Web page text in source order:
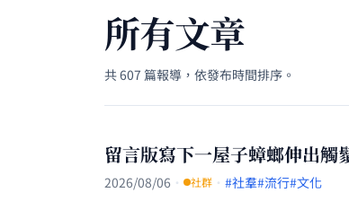
所有文章
共 607 篇報導，依發布時間排序。
留言版寫下一屋子蟑螂伸出
2026/08/06 · 社群 · #社羣#流行#文化